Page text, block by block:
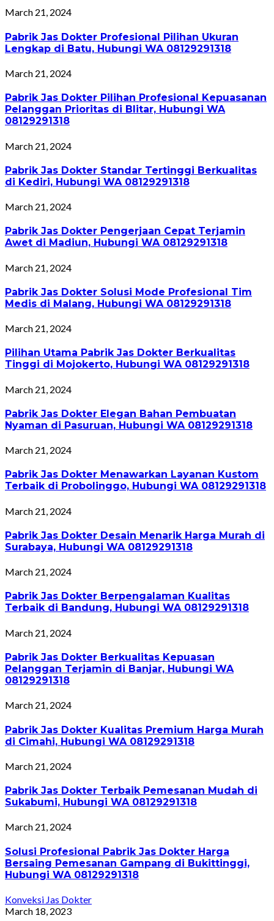
March 21, 2024
Pabrik Jas Dokter Profesional Pilihan Ukuran
Lengkap di Batu, Hubungi WA 08129291318
March 21, 2024
Pabrik Jas Dokter Pilihan Profesional Kepuasanan
Pelanggan Prioritas di Blitar, Hubungi WA
08129291318
March 21, 2024
Pabrik Jas Dokter Standar Tertinggi Berkualitas
di Kediri, Hubungi WA 08129291318
March 21, 2024
Pabrik Jas Dokter Pengerjaan Cepat Terjamin
Awet di Madiun, Hubungi WA 08129291318
March 21, 2024
Pabrik Jas Dokter Solusi Mode Profesional Tim
Medis di Malang, Hubungi WA 08129291318
March 21, 2024
Pilihan Utama Pabrik Jas Dokter Berkualitas
Tinggi di Mojokerto, Hubungi WA 08129291318
March 21, 2024
Pabrik Jas Dokter Elegan Bahan Pembuatan
Nyaman di Pasuruan, Hubungi WA 08129291318
March 21, 2024
Pabrik Jas Dokter Menawarkan Layanan Kustom
Terbaik di Probolinggo, Hubungi WA 08129291318
March 21, 2024
Pabrik Jas Dokter Desain Menarik Harga Murah di
Surabaya, Hubungi WA 08129291318
March 21, 2024
Pabrik Jas Dokter Berpengalaman Kualitas
Terbaik di Bandung, Hubungi WA 08129291318
March 21, 2024
Pabrik Jas Dokter Berkualitas Kepuasan
Pelanggan Terjamin di Banjar, Hubungi WA
08129291318
March 21, 2024
Pabrik Jas Dokter Kualitas Premium Harga Murah
di Cimahi, Hubungi WA 08129291318
March 21, 2024
Pabrik Jas Dokter Terbaik Pemesanan Mudah di
Sukabumi, Hubungi WA 08129291318
March 21, 2024
Solusi Profesional Pabrik Jas Dokter Harga
Bersaing Pemesanan Gampang di Bukittinggi,
Hubungi WA 08129291318
Konveksi Jas Dokter
March 18, 2023